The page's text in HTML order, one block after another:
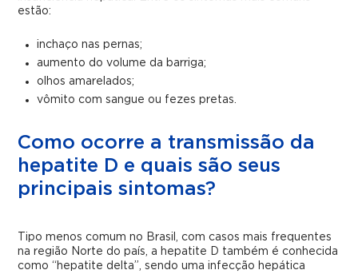
estão:
inchaço nas pernas;
aumento do volume da barriga;
olhos amarelados;
vômito com sangue ou fezes pretas.
Como ocorre a transmissão da
hepatite D e quais são seus
principais sintomas?
Tipo menos comum no Brasil, com casos mais frequentes
na região Norte do país, a hepatite D também é conhecida
como “hepatite delta”, sendo uma infecção hepática